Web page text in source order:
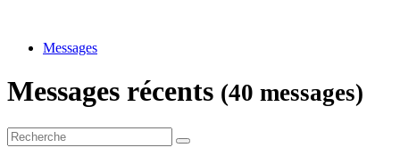
Messages
Messages récents (40 messages)